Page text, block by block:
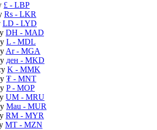
£ - LBP
Rs - LKR
LD - LYD
DH - MAD
L - MDL
Ar- MGA
ден - MKD
K - MMK
₮ - MNT
P- MOP
UM - MRU
Mau - MUR
RM - MYR
MT - MZN